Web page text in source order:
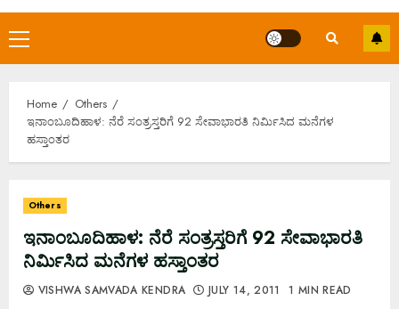
Primary
Menu
Home
Others
ಇನಾಂಬೂದಿಹಾಳ: ನೆರೆ ಸಂತ್ರಸ್ತರಿಗೆ 92 ಸೇವಾಭಾರತಿ ನಿರ್ಮಿಸಿದ ಮನೆಗಳ
ಹಸ್ತಾಂತರ
Others
ಇನಾಂಬೂದಿಹಾಳ: ನೆರೆ ಸಂತ್ರಸ್ತರಿಗೆ 92 ಸೇವಾಭಾರತಿ
ನಿರ್ಮಿಸಿದ ಮನೆಗಳ ಹಸ್ತಾಂತರ
VISHWA SAMVADA KENDRA JULY 14, 2011 1 MIN READ